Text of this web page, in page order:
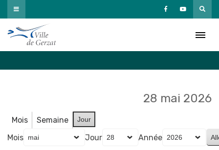
Passer
au
contenu
28 mai 2026
Mois Semaine Jour
Mois Jour
Année